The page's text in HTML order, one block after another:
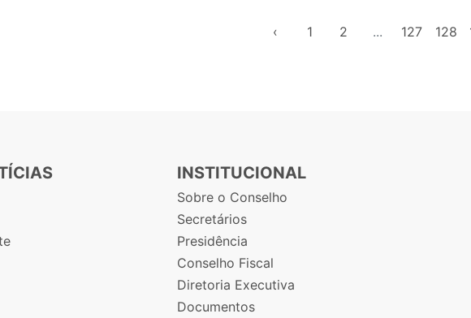
‹ 1 2 ... 127 128
INSTITUCIONAL
Sobre o Conselho
Secretários
Presidência
Conselho Fiscal
Diretoria Executiva
Documentos